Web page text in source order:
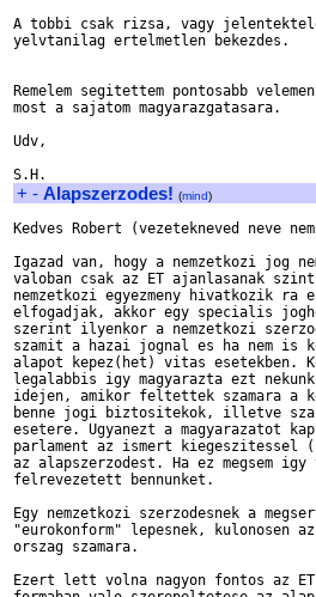
A tobbi csak rizsa, vagy
yelvtanilag ertelmetlen bekezdes.
Remelem segitettem pontosabb
most a sajatom magyarazgatasara.
Udv,
+ - Alapszerzodes! (mind)
Kedves Robert (vezetekneved neve
Igazad van, hogy a nemzetkozi jog
valoban csak az ET ajanlasanak
nemzetkozi egyezmeny hivatkozik ra
elfogadjak, akkor egy specialis
szerint ilyenkor a nemzetkozi
szamit a hazai jognal es ha nem is
alapot kepez(het) vitas esetekben.
legalabbis igy magyarazta ezt
idejen, amikor feltettek szamara a
benne jogi biztositekok, illetve
esetere. Ugyanezt a magyarazatot
parlament az ismert kiegeszitessel
az alapszerzodest. Ha ez megsem
felrevezetett bennunket.
Egy nemzetkozi szerzodesnek a
"eurokonform" lepesnek, kulonosen
orszag szamara.
Ezert lett volna nagyon fontos az